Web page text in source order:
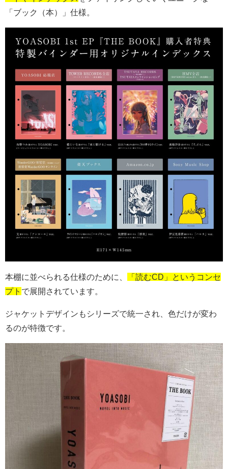
「ブック（本）」仕様。
本棚に並べられる仕様のために、
「読むCD」というコンセ
プト で展開されています。
ジャケットデザインもシリーズで統一され、色だけが変わ
るのが特徴です。